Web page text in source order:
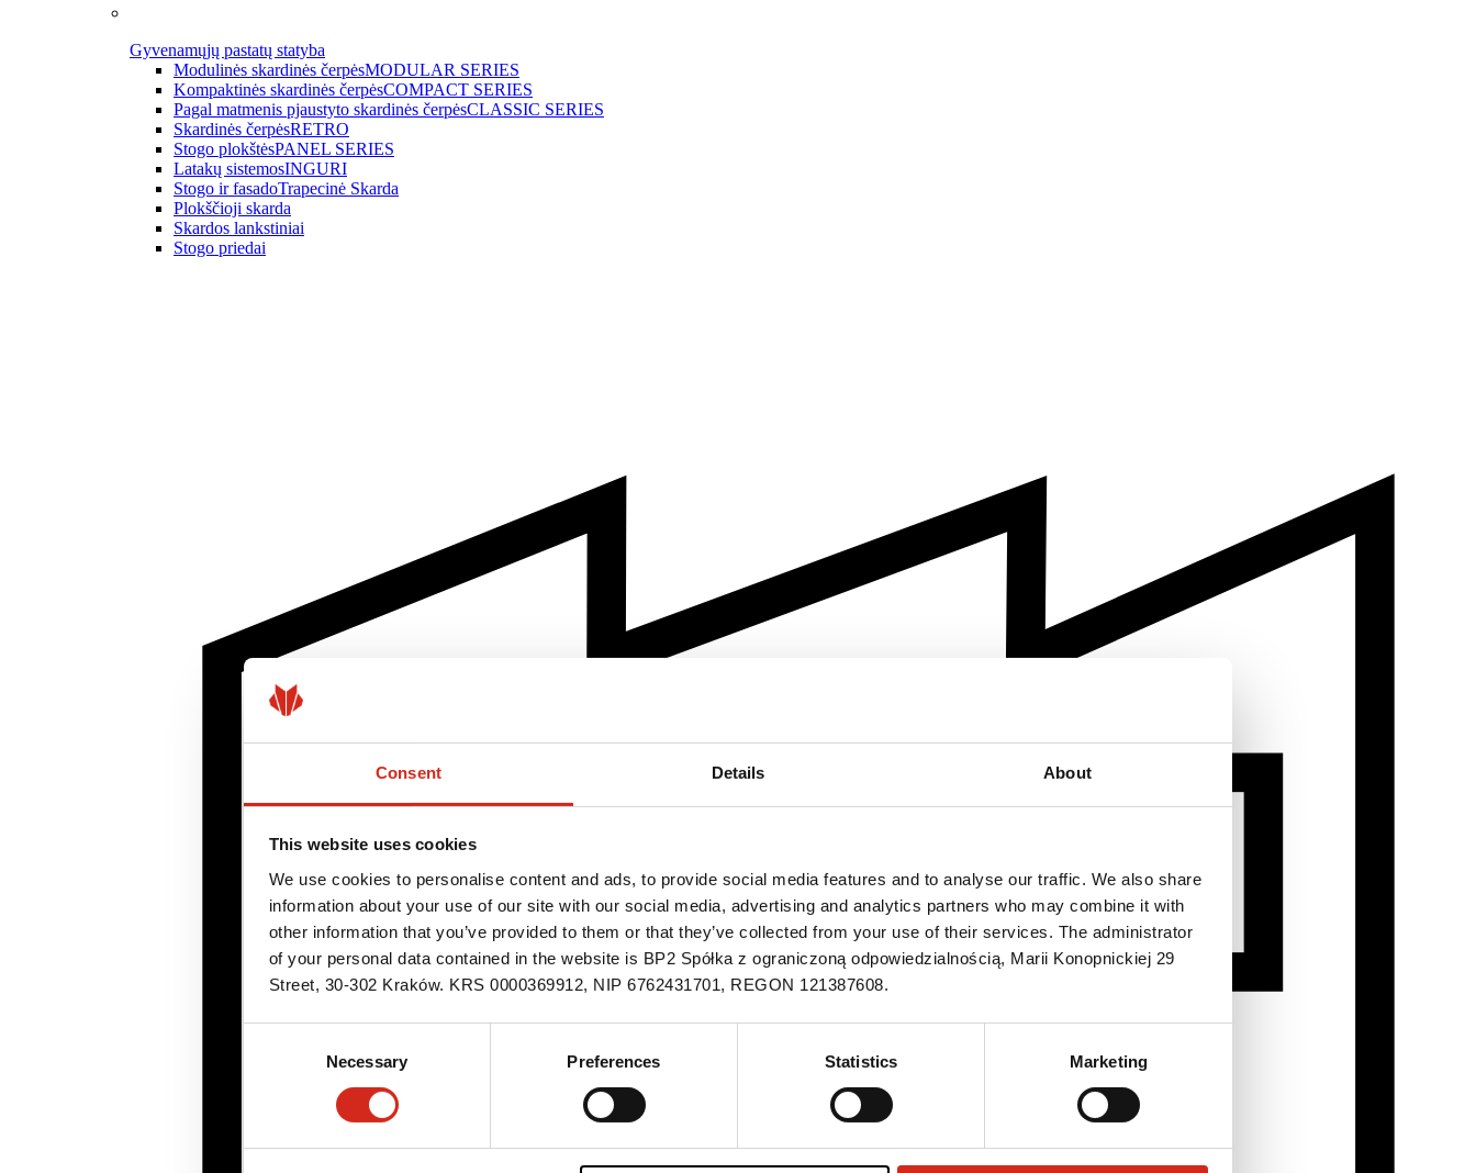
Consent Details About
This website uses cookies
We use cookies to personalise content and ads, to provide social media features and to analyse our traffic. We also share
information about your use of our site with our social media, advertising and analytics partners who may combine it with
other information that you’ve provided to them or that they’ve collected from your use of their services. The administrator
of your personal data contained in the website is BP2 Spółka z ograniczoną odpowiedzialnością, Marii Konopnickiej 29
Street, 30-302 Kraków. KRS 0000369912, NIP 6762431701, REGON 121387608.
Necessary Preferences Statistics Marketing
Gyvenamųjų pastatų statyba
Modulinės skardinės čerpėsMODULAR SERIES
Kompaktinės skardinės čerpėsCOMPACT SERIES
Pagal matmenis pjaustyto skardinės čerpėsCLASSIC SERIES
Skardinės čerpėsRETRO
Stogo plokštėsPANEL SERIES
Latakų sistemosINGURI
Stogo ir fasadoTrapecinė Skarda
Plokščioji skarda
Skardos lankstiniai
Stogo priedai